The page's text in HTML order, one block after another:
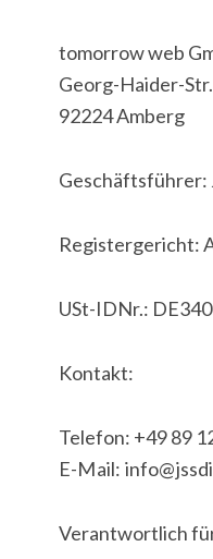
tomorrow web
Georg-Haider-
92224 Amberg
Geschäftsführer:
Registergericht:
USt-IDNr.:
Kontakt:
Telefon: +49 89
E-Mail:
Verantwortlich